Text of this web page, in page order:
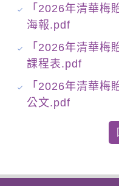
「2026年清華梅
海報.pdf
「2026年清華梅
課程表.pdf
「2026年清華梅
公文.pdf